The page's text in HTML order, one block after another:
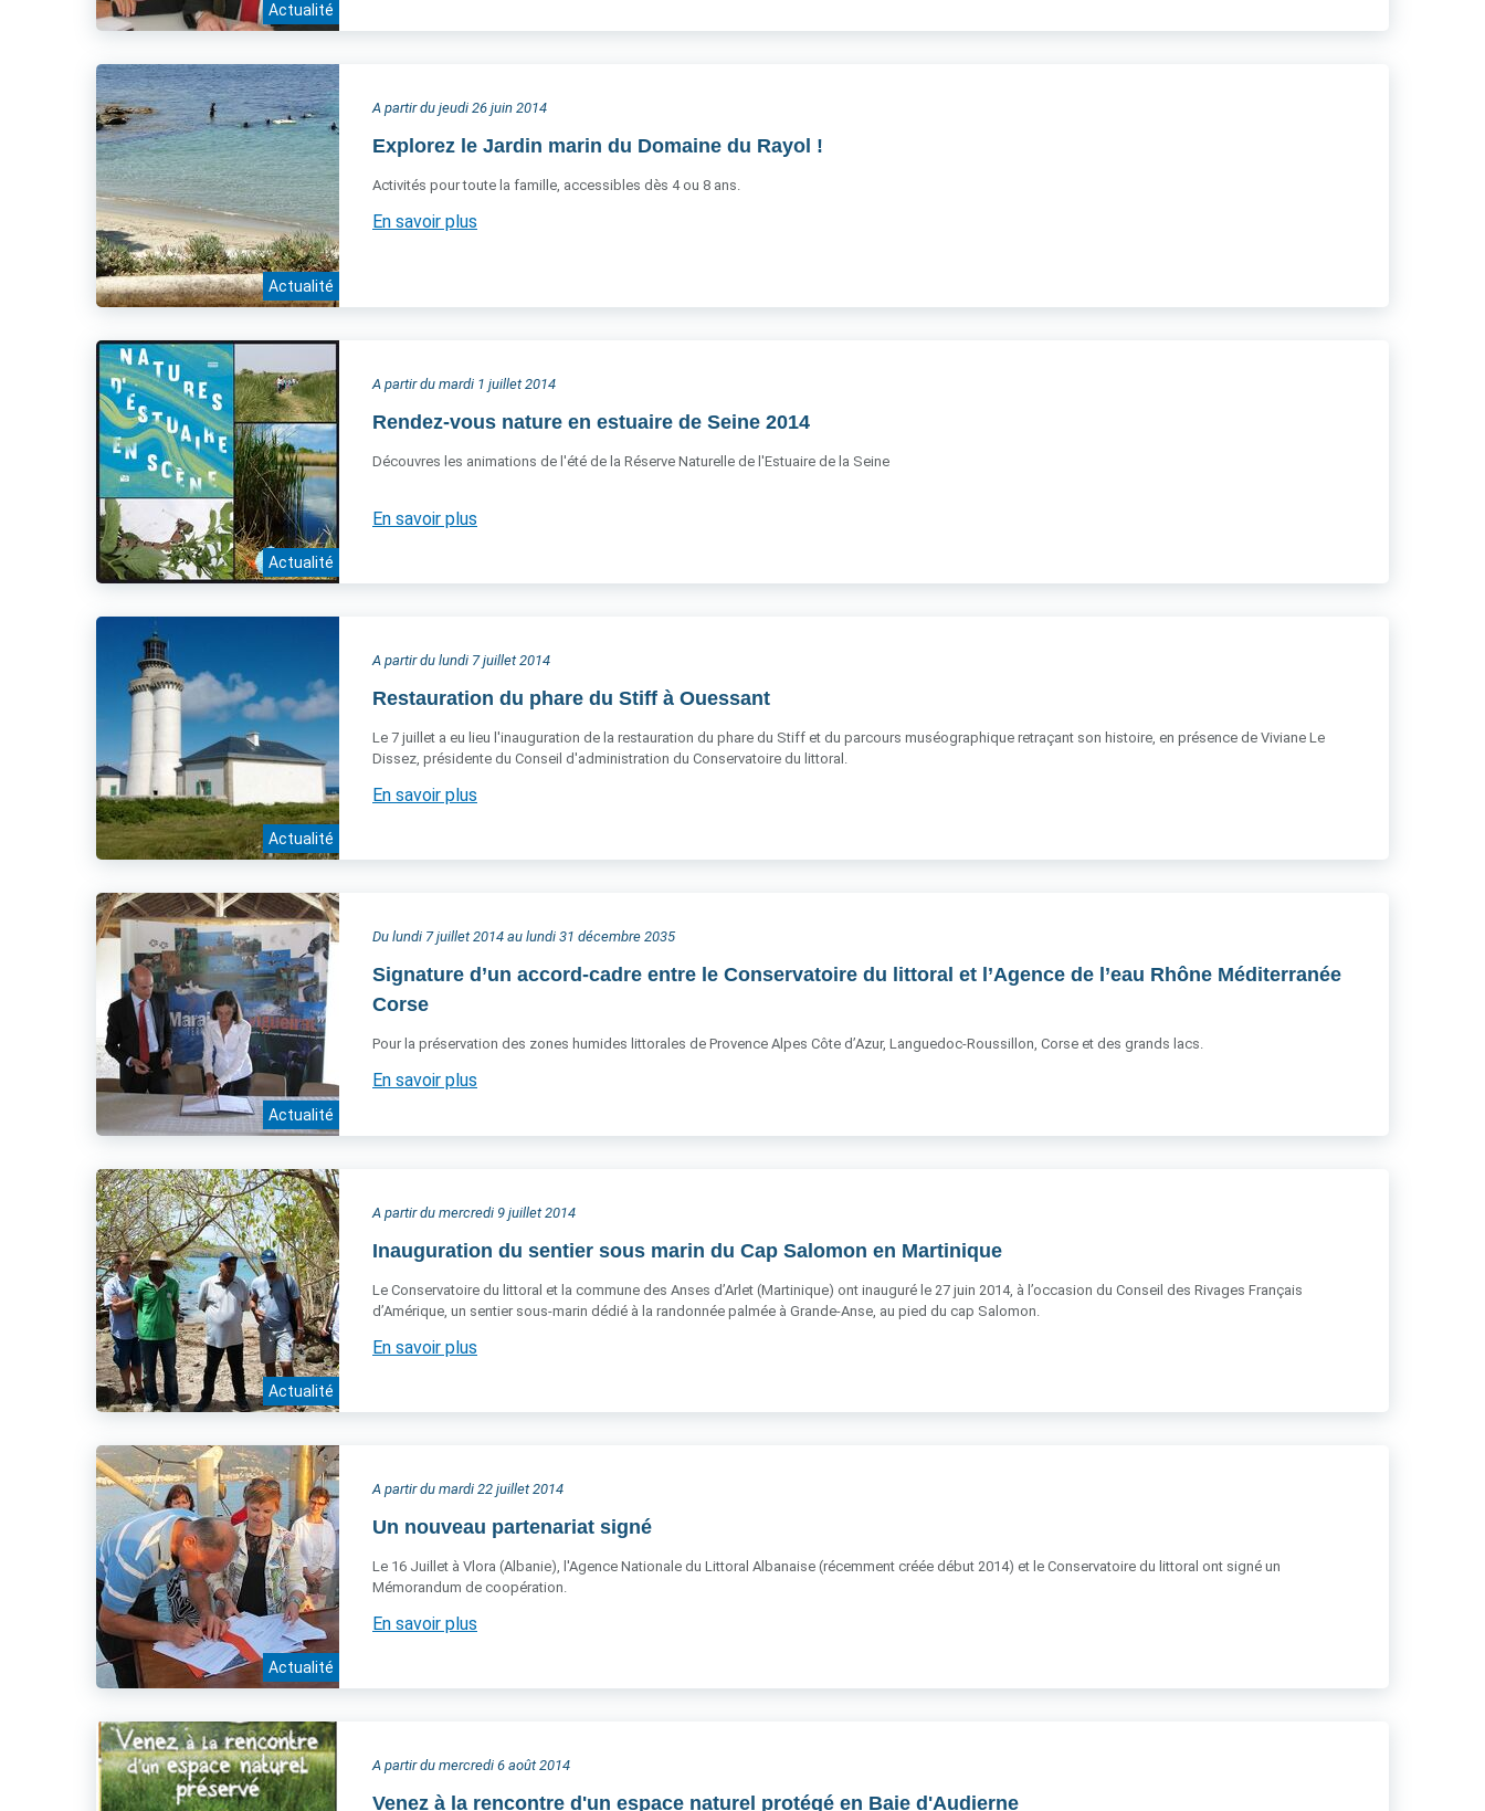
Actualité
Actualité
A partir du jeudi 26 juin 2014
Explorez le Jardin marin du Domaine du Rayol !
Activités pour toute la famille, accessibles dès 4 ou 8 ans.
En savoir plus
Actualité
A partir du mardi 1 juillet 2014
Rendez-vous nature en estuaire de Seine 2014
Découvres les animations de l'été de la Réserve Naturelle de l'Estuaire de la Seine
En savoir plus
Actualité
A partir du lundi 7 juillet 2014
Restauration du phare du Stiff à Ouessant
Le 7 juillet a eu lieu l'inauguration de la restauration du phare du Stiff et du parcours muséographique retraçant son histoire, en présence de Viviane Le
Dissez, présidente du Conseil d'administration du Conservatoire du littoral.
En savoir plus
Actualité
Du lundi 7 juillet 2014 au lundi 31 décembre 2035
Signature d’un accord-cadre entre le Conservatoire du littoral et l’Agence de l’eau Rhône Méditerranée
Corse
Pour la préservation des zones humides littorales de Provence Alpes Côte d’Azur, Languedoc-Roussillon, Corse et des grands lacs.
En savoir plus
Actualité
A partir du mercredi 9 juillet 2014
Inauguration du sentier sous marin du Cap Salomon en Martinique
Le Conservatoire du littoral et la commune des Anses d’Arlet (Martinique) ont inauguré le 27 juin 2014, à l’occasion du Conseil des Rivages Français
d’Amérique, un sentier sous-marin dédié à la randonnée palmée à Grande-Anse, au pied du cap Salomon.
En savoir plus
Actualité
A partir du mardi 22 juillet 2014
Un nouveau partenariat signé
Le 16 Juillet à Vlora (Albanie), l'Agence Nationale du Littoral Albanaise (récemment créée début 2014) et le Conservatoire du littoral ont signé un
Mémorandum de coopération.
En savoir plus
A partir du mercredi 6 août 2014
Venez à la rencontre d'un espace naturel protégé en Baie d'Audierne